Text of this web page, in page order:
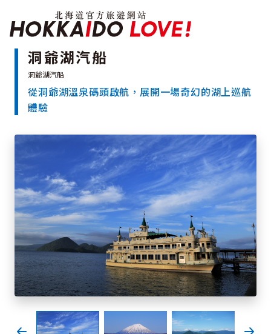
特輯
觀光景點
溫泉
推薦行程
區域指南
預約
北海道簡介
依旅遊主題搜尋
下雨也能盡興
七個國立公園
邂逅絕景
基礎知識
洞爺湖汽船
從洞爺湖溫泉碼頭啟航，展開一場奇幻的湖上巡航
體驗